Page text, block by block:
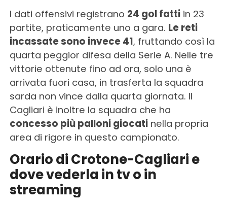
I dati offensivi registrano 24 gol fattiin 23
partite, praticamente uno a gara. Le reti
incassate sono invece 41, fruttando così la
quarta peggior difesa della Serie A. Nelle tre
vittorie ottenute fino ad ora, solo una è
arrivata fuori casa, in trasferta la squadra
sarda non vince dalla quarta giornata. Il
Cagliari è inoltre la squadra che ha
concesso più palloni giocatinella propria
area di rigore in questo campionato.
Orario di Crotone-Cagliari e
dove vederla in tv o in
streaming